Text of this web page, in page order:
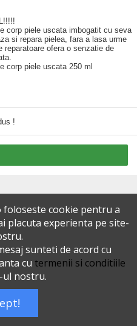
corp piele uscata imbogatit cu seva
si repara pielea, fara a lasa urme
reparatoare ofera o senzatie de
corp piele uscata 250 ml
!
Rezervate.
foloseste cookie pentru a
placuta experienta pe site-
sunteti de acord cu
cu termenii si conditiile
ul nostru.